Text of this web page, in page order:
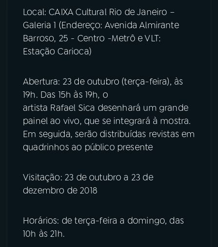
Local: CAIXA Cultural Rio de Janeiro –
Galeria 1 (Endereço: Avenida Almirante
Barroso, 25 - Centro -Metrô e VLT:
Estação Carioca)
Abertura: 23 de outubro (terça-feira), às
19h. Das 15h às 19h, o
artista Rafael Sica desenhará um grande
painel ao vivo, que se integrará à mostra.
Em seguida, serão distribuídas revistas em
quadrinhos ao público presente
Visitação: 23 de outubro a 23 de
dezembro de 2018
Horários: de terça-feira a domingo, das
10h às 21h.